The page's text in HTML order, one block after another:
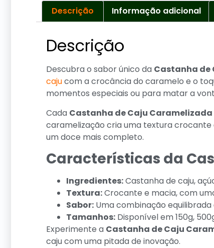
Descrição Informação adicional
Descrição
Descubra o sabor único da Castanha de
cajucom a crocância do caramelo e o
momentos especiais ou para matar a
Cada Castanha de Caju
caramelização cria uma textura crocante
um doce mais completo.
Características da
Ingredientes:Castanha de caju,
Textura:Crocante e macia, com
Sabor: Uma combinação
Tamanhos: Disponível em 150g,
Experimente a Castanha de Caju
caju com uma pitada de inovação.